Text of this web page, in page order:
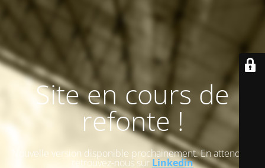
Site en cours de
refonte !
Nouvelle version disponible prochainement. En attendant
retrouvez-nous sur Linkedin